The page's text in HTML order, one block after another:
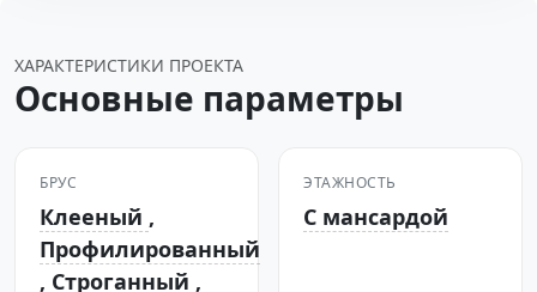
ХАРАКТЕРИСТИКИ ПРОЕКТА
Основные параметры
БРУС
Клееный ,
Профилированный
, Строганный ,
ЭТАЖНОСТЬ
С мансардой